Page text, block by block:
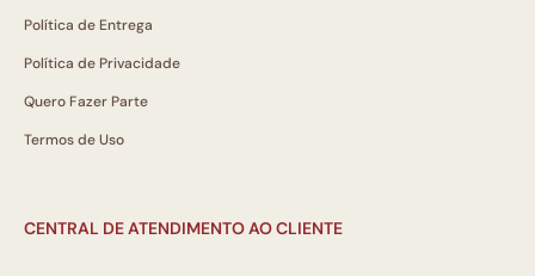
Política de Entrega
Política de Privacidade
Quero Fazer Parte
Termos de Uso
CENTRAL DE ATENDIMENTO AO CLIENTE